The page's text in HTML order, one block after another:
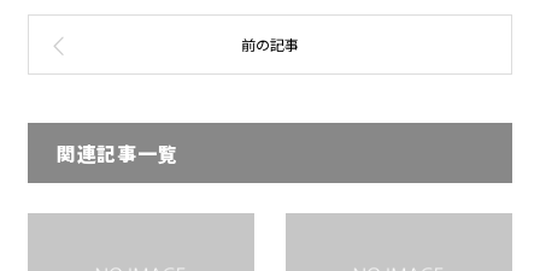
関連記事一覧